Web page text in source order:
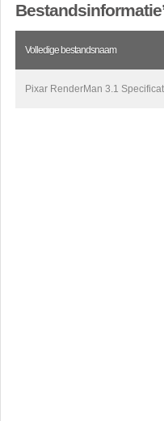
Volledige bestandsnaam
Pixar RenderMan 3.1